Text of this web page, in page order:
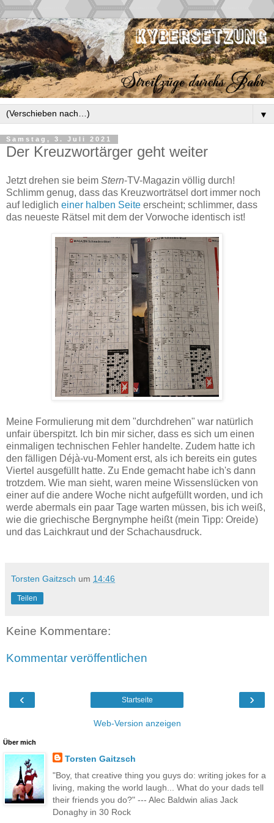
▼
Samstag, 3. Juli 2021
Der Kreuzwortärger geht weiter
Jetzt drehen sie beim Stern-TV-Magazin völlig durch!
Schlimm genug, dass das Kreuzworträtsel dort immer noch
auf lediglich einer halben Seite erscheint; schlimmer, dass
das neueste Rätsel mit dem der Vorwoche identisch ist!
Meine Formulierung mit dem "durchdrehen" war natürlich
unfair überspitzt. Ich bin mir sicher, dass es sich um einen
einmaligen technischen Fehler handelte. Zudem hatte ich
den fälligen Déjà-vu-Moment erst, als ich bereits ein gutes
Viertel ausgefüllt hatte. Zu Ende gemacht habe ich's dann
trotzdem. Wie man sieht, waren meine Wissenslücken von
einer auf die andere Woche nicht aufgefüllt worden, und ich
werde abermals ein paar Tage warten müssen, bis ich weiß,
wie die griechische Bergnymphe heißt (mein Tipp: Oreide)
und das Laichkraut und der Schachausdruck.
Torsten Gaitzsch um 14:46
Teilen
Keine Kommentare:
Kommentar veröffentlichen
‹ ›
Startseite
Web-Version anzeigen
Über mich
Torsten Gaitzsch
"Boy, that creative thing you guys do: writing jokes for a
living, making the world laugh... What do your dads tell
their friends you do?" --- Alec Baldwin alias Jack
Donaghy in 30 Rock